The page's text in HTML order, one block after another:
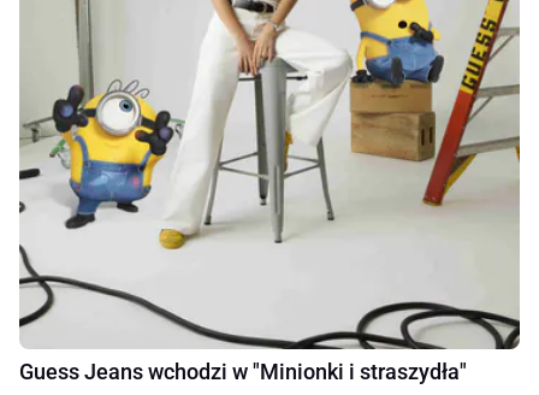
Guess Jeans wchodzi w "Minionki i straszydła"